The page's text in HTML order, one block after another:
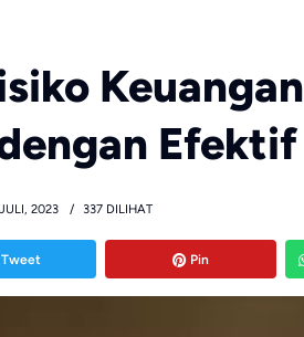
Keuangan
Efektif
2023 337 DILIHAT
Tweet Pin